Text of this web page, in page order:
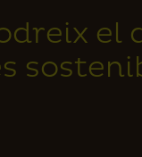
el